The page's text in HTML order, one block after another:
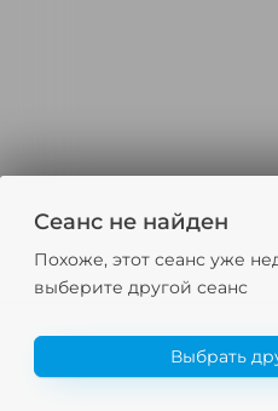
Сеанс не найден
Похоже, этот сеанс уже
выберите другой сеанс
Выбрать